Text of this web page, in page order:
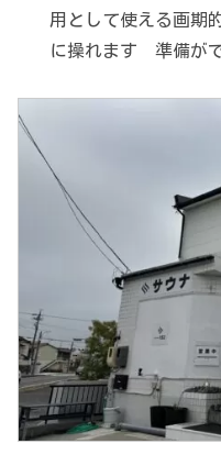
用として使える画期
に操れます 準備が